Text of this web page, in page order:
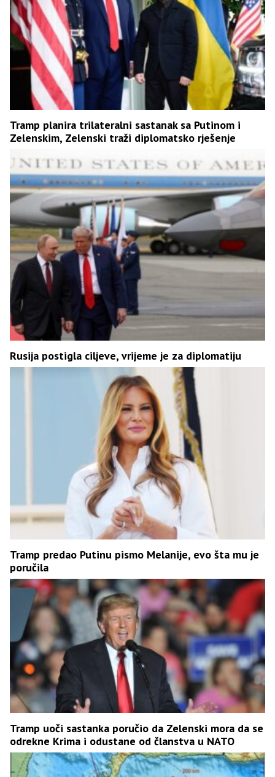
Tramp planira trilateralni sastanak sa Putinom i
Zelenskim, Zelenski traži diplomatsko rješenje
Rusija postigla ciljeve, vrijeme je za diplomatiju
Tramp predao Putinu pismo Melanije, evo šta mu je
poručila
Tramp uoči sastanka poručio da Zelenski mora da se
odrekne Krima i odustane od članstva u NATO